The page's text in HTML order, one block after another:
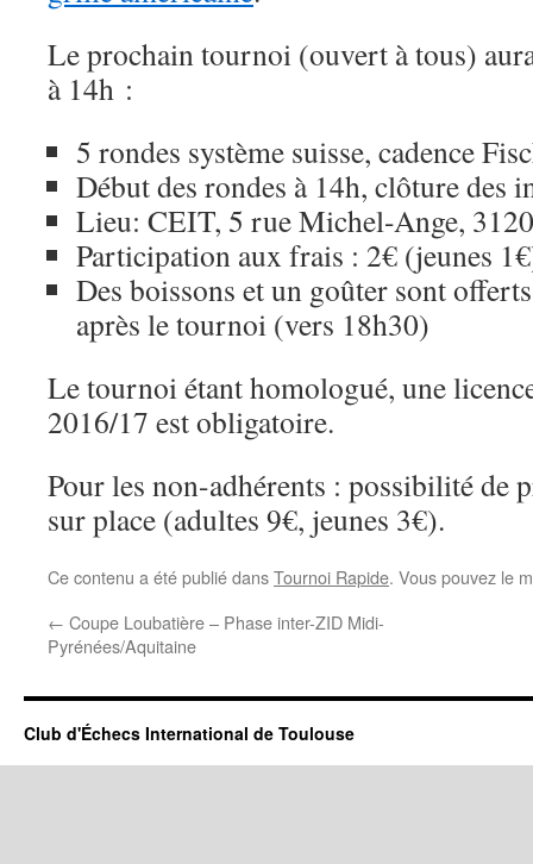
Le prochain tournoi (ouvert à tous)
à 14h :
5 rondes système suisse, cadence
Début des rondes à 14h, clôture des
Lieu: CEIT, 5 rue Michel-Ange,
Participation aux frais : 2€ (jeunes
Des boissons et un goûter sont
après le tournoi (vers 18h30)
Le tournoi étant homologué, une
2016/17 est obligatoire.
Pour les non-adhérents : possibilité de
sur place (adultes 9€, jeunes 3€).
Ce contenu a été publié dansTournoi Rapide. Vous pouvez le
← Coupe Loubatière – Phase inter-ZID Midi-
Pyrénées/Aquitaine
Club d'Échecs International de Toulouse